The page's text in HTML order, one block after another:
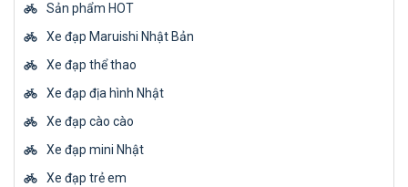
Sản phẩm HOT
Xe đạp Maruishi Nhật Bản
Xe đạp thể thao
Xe đạp địa hình Nhật
Xe đạp cào cào
Xe đạp mini Nhật
Xe đạp trẻ em